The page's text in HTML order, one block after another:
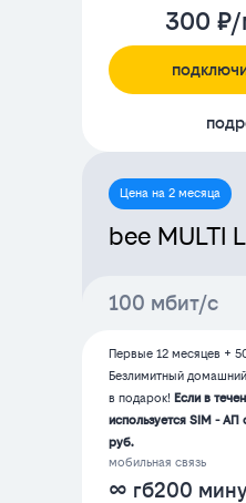
300
Цена на 2 месяца
bee MULTI
100 мбит/с
Первые 12 месяцев +
Безлимитный
в подарок! Если в
используется SIM -
руб.
мобильная связь
∞ гб200